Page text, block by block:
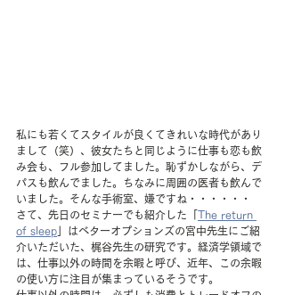
私にも若くてスタイルが良くてきれいな時代があり
まして（笑）、彼女たちと同じように仕事も恋も飲
み会も、フル参加してました。恥ずかしながら、デ
パスも飲んでました。ちなみに周囲の医者も飲んで
いました。そんな手術室、嫌ですね・・・・・・
さて、先日のセミナーでも紹介した「 The return
of sleep 」はベターオプションズの宮中先生にご紹
介いただいた、梶谷先生の研究です。経済学領域で
は、仕事以外の時間を余暇と呼び、近年、この余暇
の使い方に注目が集まっているそうです。